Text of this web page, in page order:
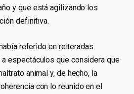
y que está agilizando los
definitiva.
referido en reiteradas
espectáculos que considera que
animal y, de hecho, la
con lo reunido en el